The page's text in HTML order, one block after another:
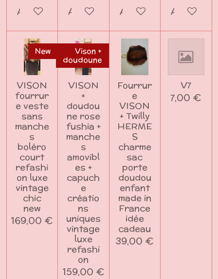
Ajouter au panierAjouter au panierAjouter au panier
Ajouter
New
VISON
fourrur
e veste
sans
manche
s
boléro
court
refashi
on luxe
vintage
chic
new
169,00 €
Vison +
doudoune
VISON
+
doudou
ne rose
fushia +
manche
s
amovibl
es +
capuch
e
créatio
ns
uniques
vintage
luxe
refashi
on
159,00 €
Fourrur
e
VISON
+ Twilly
HERME
S
charme
sac
porte
doudou
enfant
made in
France
idée
cadeau
39,00 €
V7
7,00 €